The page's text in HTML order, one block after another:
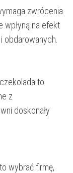
zwrócenia
wpłyną na efekt
obdarowanych.
to
z
doskonały
wybrać firmę,